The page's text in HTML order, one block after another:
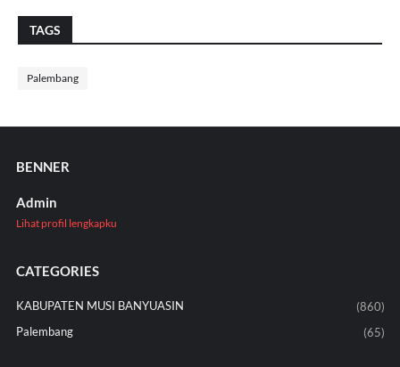
TAGS
Palembang
BENNER
Admin
Lihat profil lengkapku
CATEGORIES
KABUPATEN MUSI BANYUASIN
(860)
Palembang
(65)